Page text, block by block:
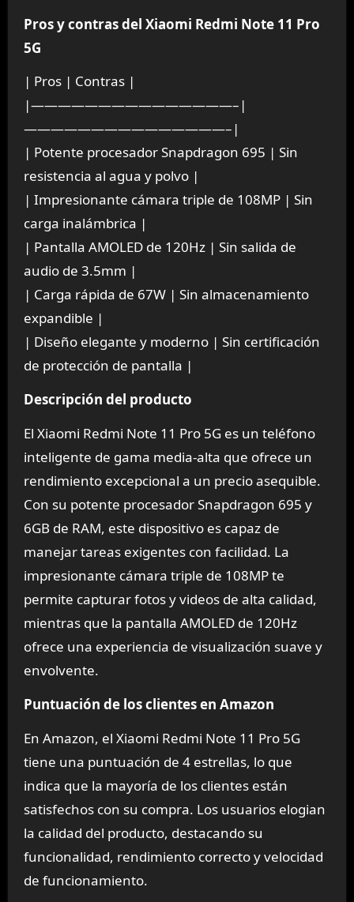
Pros y contras del Xiaomi Redmi Note 11 Pro
5G
| Pros | Contras |
|———————————————–|
———————————————–|
| Potente procesador Snapdragon 695 | Sin
resistencia al agua y polvo |
| Impresionante cámara triple de 108MP | Sin
carga inalámbrica |
| Pantalla AMOLED de 120Hz | Sin salida de
audio de 3.5mm |
| Carga rápida de 67W | Sin almacenamiento
expandible |
| Diseño elegante y moderno | Sin certificación
de protección de pantalla |
Descripción del producto
El Xiaomi Redmi Note 11 Pro 5G es un teléfono
inteligente de gama media-alta que ofrece un
rendimiento excepcional a un precio asequible.
Con su potente procesador Snapdragon 695 y
6GB de RAM, este dispositivo es capaz de
manejar tareas exigentes con facilidad. La
impresionante cámara triple de 108MP te
permite capturar fotos y videos de alta calidad,
mientras que la pantalla AMOLED de 120Hz
ofrece una experiencia de visualización suave y
envolvente.
Puntuación de los clientes en Amazon
En Amazon, el Xiaomi Redmi Note 11 Pro 5G
tiene una puntuación de 4 estrellas, lo que
indica que la mayoría de los clientes están
satisfechos con su compra. Los usuarios elogian
la calidad del producto, destacando su
funcionalidad, rendimiento correcto y velocidad
de funcionamiento.